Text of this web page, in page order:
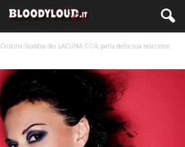
Cristina Scabbia dei LACUNA COIL parla della sua relazione